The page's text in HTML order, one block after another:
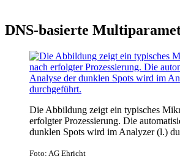
DNS-basierte
Die Abbildung zeigt ein typisches
erfolgter Prozessierung. Die
dunklen Spots wird im Analyzer (l.)
Foto: AG Ehricht